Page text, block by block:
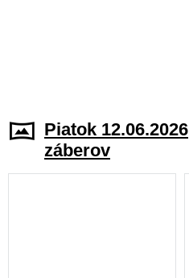
Piatok 12.06.2026
záberov